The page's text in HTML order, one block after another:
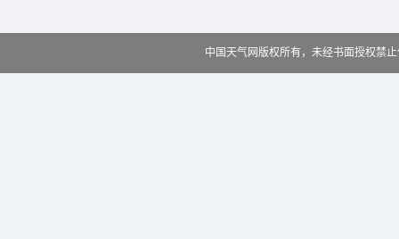
中国天气网版权所有，未经书面授权